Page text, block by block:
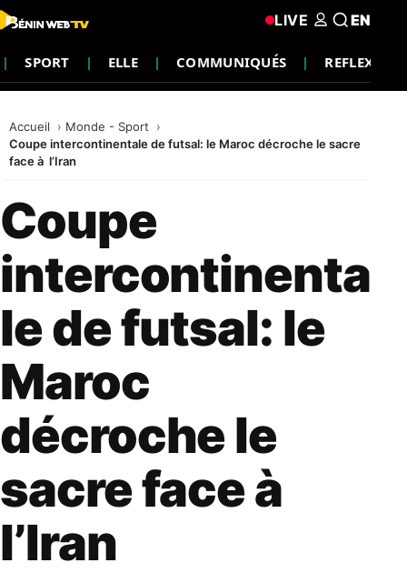
SPORT ELLE COMMUNIQUÉS REFLEXION
LIVE EN
Accueil
Monde - Sport
Coupe intercontinentale de futsal: le Maroc décroche le sacre
face à l’Iran
Coupe
intercontinenta
le de futsal: le
Maroc
décroche le
sacre face à
l’Iran